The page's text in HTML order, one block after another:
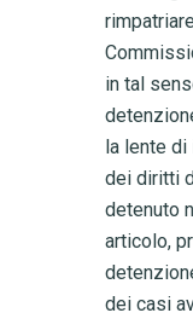
in tal
la lente
dei diritti
detenuto
articolo,
dei casi